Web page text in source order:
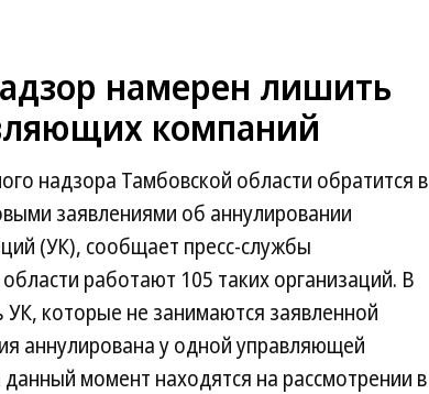
намерен лишить
компаний
надзора Тамбовской области обратится в
заявлениями об аннулировании
(УК), сообщает пресс-службы
работают 105 таких организаций. В
которые не занимаются заявленной
аннулирована у одной управляющей
момент находятся на рассмотрении в